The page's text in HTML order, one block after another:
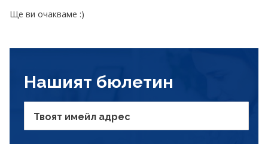
Ще ви очакваме :)
Нашият бюлетин
Твоят имейл адрес